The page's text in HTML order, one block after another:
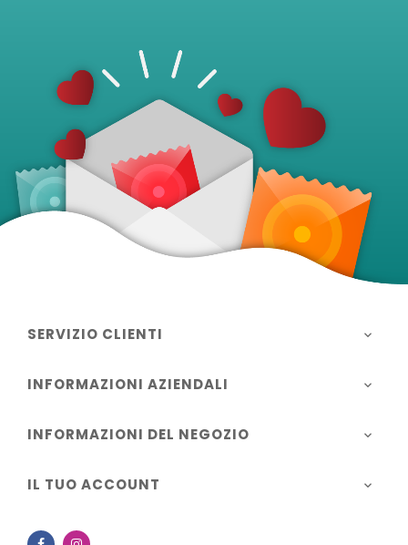
SERVIZIO CLIENTI 
INFORMAZIONI AZIENDALI 
INFORMAZIONI DEL NEGOZIO 
IL TUO ACCOUNT 